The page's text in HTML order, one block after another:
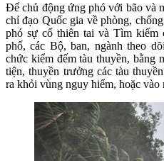
Để chủ động ứng phó với bão và
chỉ đạo Quốc gia về phòng,
phó sự cố thiên tai và Tìm kiếm
phố, các Bộ, ban, ngành theo
chức kiểm đếm tàu thuyền, bằng
tiện, thuyền trưởng các tàu
ra khỏi vùng nguy hiểm, hoặc vào